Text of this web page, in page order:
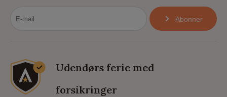
Abonner
Udendørs ferie med
forsikringer